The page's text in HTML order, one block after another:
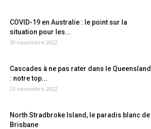
COVID-19 en Australie : le point sur la
situation pour les...
30 novembre 2022
Cascades à ne pas rater dans le Queensland
: notre top...
23 novembre 2022
North Stradbroke Island, le paradis blanc de
Brisbane